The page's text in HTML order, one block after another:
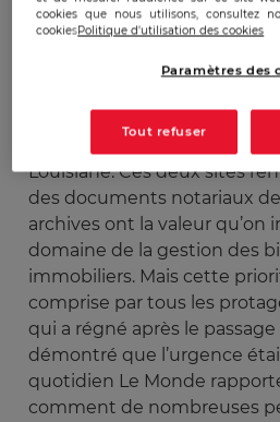
Publicado: 13/09/2005|
Louisiane. Ces deux sites
des documents notariaux
archives ont la valeur qu’on
domaine de la gestion des
immobiliers. Mais cette
comprise par tous les
qui a régné après le
démontré que l’urgence
quotidien Le Monde
comment de nombreuses
cookies que nous utilisons, consultez
cookiesPolitique d'utilisation des cookies
Paramètres des
Tout refuser